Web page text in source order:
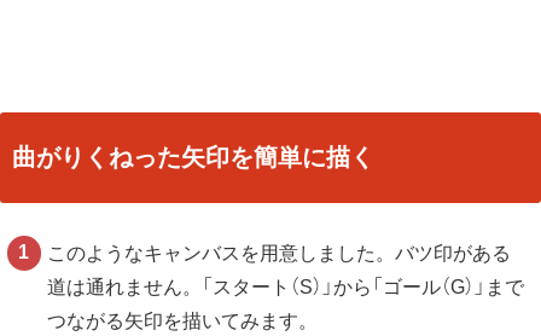
曲がりくねった矢印を簡単に描く
このようなキャンバスを用意しました。バツ印がある
道は通れません。「スタート（S）」から「ゴール（G）」まで
つながる矢印を描いてみます。